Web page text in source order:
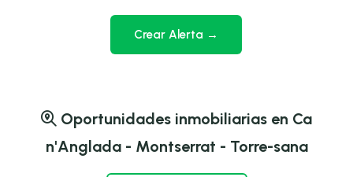
Crear Alerta →
Oportunidades inmobiliarias en Ca
n'Anglada - Montserrat - Torre-sana